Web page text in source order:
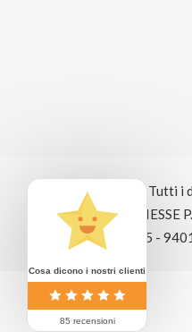
© Copyright 2026 Tutti i
EDITRICE BOSE
Signole Ritrovato, 5 -
Cosa dicono i nostri clienti
85 recensioni